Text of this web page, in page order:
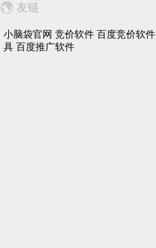
友链
小脑袋官网 竞价软件 百度竞价软件
具 百度推广软件